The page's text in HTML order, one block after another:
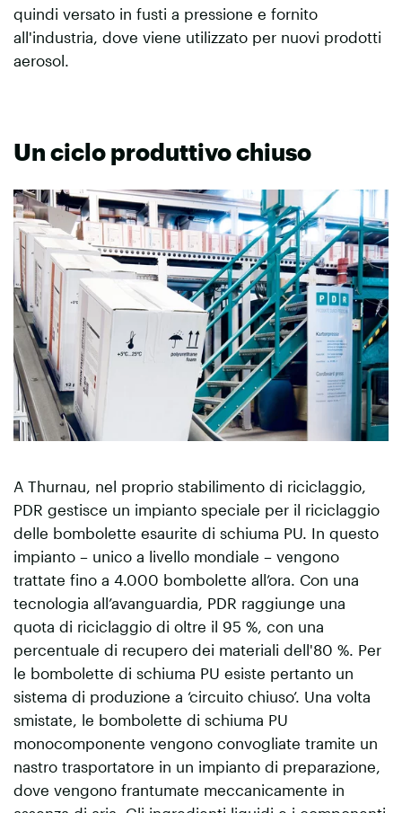
quindi versato in fusti a pressione e fornito
all'industria, dove viene utilizzato per nuovi prodotti
aerosol.
Un ciclo produttivo chiuso
A Thurnau, nel proprio stabilimento di riciclaggio,
PDR gestisce un impianto speciale per il riciclaggio
delle bombolette esaurite di schiuma PU. In questo
impianto – unico a livello mondiale – vengono
trattate fino a 4.000 bombolette all’ora. Con una
tecnologia all’avanguardia, PDR raggiunge una
quota di riciclaggio di oltre il 95 %, con una
percentuale di recupero dei materiali dell'80 %. Per
le bombolette di schiuma PU esiste pertanto un
sistema di produzione a ‘circuito chiuso’. Una volta
smistate, le bombolette di schiuma PU
monocomponente vengono convogliate tramite un
nastro trasportatore in un impianto di preparazione,
dove vengono frantumate meccanicamente in